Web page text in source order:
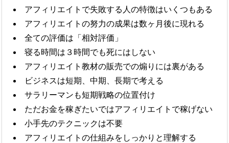
アフィリエイトで失敗する人の特徴はいくつもある
アフィリエイトの努力の成果は数ヶ月後に現れる
全ての評価は「相対評価」
寝る時間は３時間でも死にはしない
アフィリエイト教材の販売での煽りには裏がある
ビジネスは短期、中期、長期で考える
サラリーマンも短期戦略の位置付け
ただお金を稼ぎたいではアフィリエイトで稼げない
小手先のテクニックは不要
アフィリエイトの仕組みをしっかりと理解する